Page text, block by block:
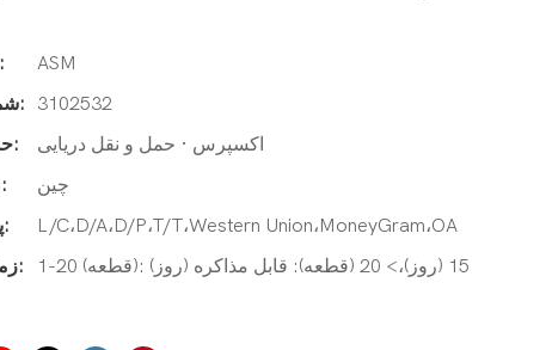
نام نویس:
ASM
شمارۀ مدل:
3102532
حمل و نقل:
اکسپرس · حمل و نقل دریایی
محل مبدا:
چین
پرداخت‌ها:
L/C،D/A،D/P،T/T،Western Union،MoneyGram،OA
زمان سرب:
1-20 (قطعه): 15 (روز)،> 20 (قطعه): قابل مذاکره (روز)